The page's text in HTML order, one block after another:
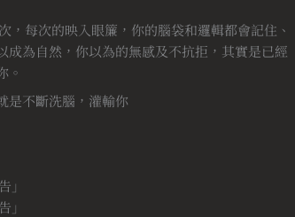
，每次的映入眼簾，你的腦袋和邏輯都會記住、
成為自然，你以為的無感及不抗拒，其實是已經
。
是不斷洗腦，灌輸你
」
」